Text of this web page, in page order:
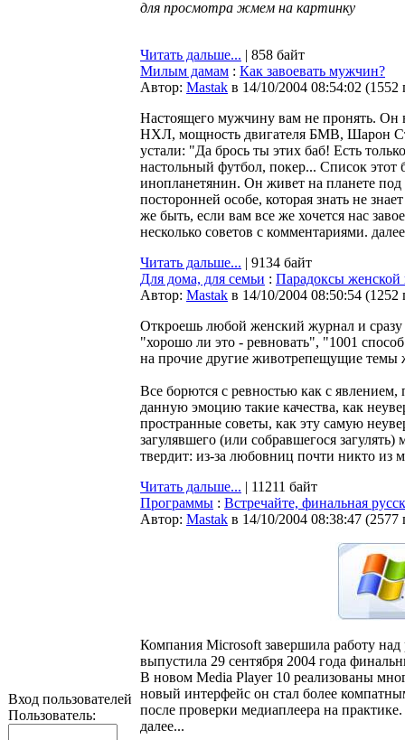
Вход пользователей
Пользователь:
для просмотра жмем на картинку
Читать дальше... | 858 байт
Милым дамам : Как завоевать мужчин?
Автор: Мastak в 14/10/2004 08:54:02 (1552
Настоящего мужчину вам не пронять. Он
НХЛ, мощность двигателя БМВ, Шарон
устали: "Да брось ты этих баб! Есть
настольный футбол, покер... Список этот
инопланетянин. Он живет на планете
посторонней особе, которая знать не
же быть, если вам все же хочется нас
несколько советов с комментариями.
Читать дальше... | 9134 байт
Для дома, для семьи : Парадоксы женской
Автор: Мastak в 14/10/2004 08:50:54 (1252
Откроешь любой женский журнал и сразу
"хорошо ли это - ревновать", "1001
на прочие другие животрепещущие темы
Все борются с ревностью как с
данную эмоцию такие качества, как
пространные советы, как эту самую
загулявшего (или собравшегося
твердит: из-за любовниц почти никто из
Читать дальше... | 11211 байт
Программы : Встречайте, финальная
Автор: Мastak в 14/10/2004 08:38:47 (2577
Компания Microsoft завершила работу
выпустила 29 сентября 2004 года
В новом Media Player 10 реализованы
новый интерфейс он стал более
после проверки медиаплеера на
далее...